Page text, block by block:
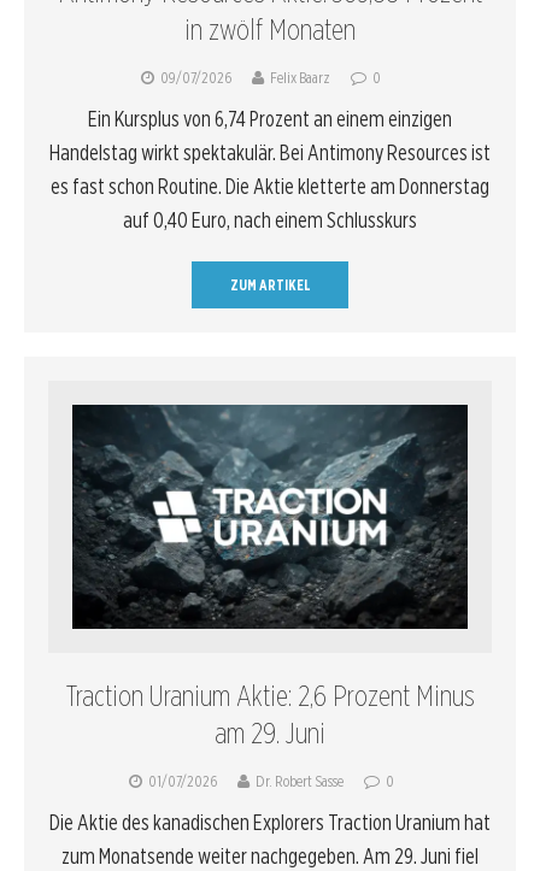
in zwölf Monaten
09/07/2026 Felix Baarz 0
Ein Kursplus von 6,74 Prozent an einem einzigen
Handelstag wirkt spektakulär. Bei Antimony Resources ist
es fast schon Routine. Die Aktie kletterte am Donnerstag
auf 0,40 Euro, nach einem Schlusskurs
ZUM ARTIKEL
Traction Uranium Aktie: 2,6 Prozent Minus
am 29. Juni
01/07/2026 Dr. Robert Sasse 0
Die Aktie des kanadischen Explorers Traction Uranium hat
zum Monatsende weiter nachgegeben. Am 29. Juni fiel